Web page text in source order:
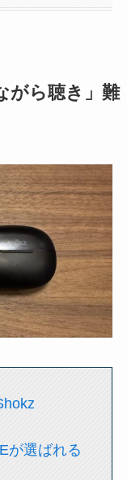
がら聴き」難
が選ばれる